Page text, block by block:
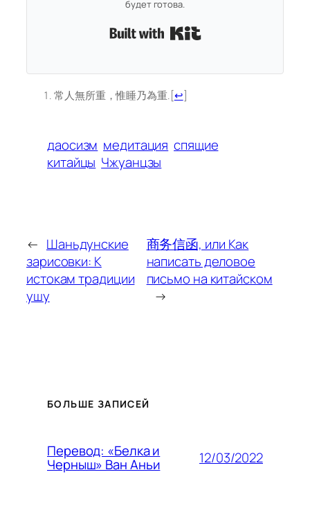
будет готова.
常人無所重，惟睡乃為重. [↩]
даосизм медитация спящие
китайцы Чжуанцзы
← Шаньдунские
зарисовки: К
истокам традиции
ушу
商务信函, или Как
написать деловое
письмо на китайском
→
БОЛЬШЕ ЗАПИСЕЙ
Перевод: «Белка и
Черныш» Ван Аньи 12/03/2022